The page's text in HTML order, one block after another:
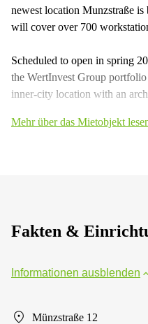
newest location Munzstraße is
will cover over 700
Scheduled to open in spring
the WertInvest Group
inner-city location with an
Mehr über das Mietobjekt
Fakten &
Informationen ausblenden
Münzstraße 12